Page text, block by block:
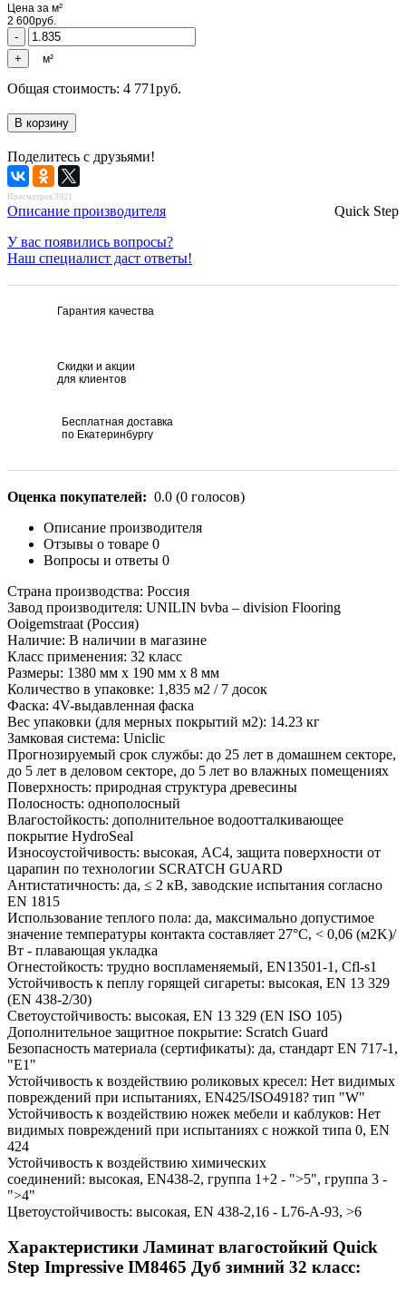
Цена за м²
2 600руб.
м²
Общая стоимость: 4 771руб.
Поделитесь с друзьями!
Просмотров 3021
Quick Step
Описание производителя
У вас появились вопросы?
Наш специалист даст ответы!
Гарантия качества
Скидки и акции
для клиентов
Бесплатная доставка
по Екатеринбургу
Оценка покупателей: 0.0 (0 голосов)
Описание производителя
Отзывы о товаре 0
Вопросы и ответы 0
Страна производства: Россия
Завод производителя: UNILIN bvba – division Flooring
Ooigemstraat (Россия)
Наличие: В наличии в магазине
Класс применения: 32 класс
Размеры: 1380 мм х 190 мм х 8 мм
Количество в упаковке: 1,835 м2 / 7 досок
Фаска: 4V-выдавленная фаска
Вес упаковки (для мерных покрытий м2): 14.23 кг
Замковая система: Uniclic
Прогнозируемый срок службы: до 25 лет в домашнем секторе,
до 5 лет в деловом секторе, до 5 лет во влажных помещениях
Поверхность: природная структура древесины
Полосность: однополосный
Влагостойкость: дополнительное водоотталкивающее
покрытие HydroSeal
Износоустойчивость: высокая, AC4, защита поверхности от
царапин по технологии SCRATCH GUARD
Антистатичность: да, ≤ 2 кВ, заводские испытания согласно
EN 1815
Использование теплого пола: да, максимально допустимое
значение температуры контакта составляет 27°С, < 0,06 (м2K)/
Вт - плавающая укладка
Огнестойкость: трудно воспламеняемый, EN13501-1, Cfl-s1
Устойчивость к пеплу горящей сигареты: высокая, EN 13 329
(EN 438-2/30)
Светоустойчивость: высокая, EN 13 329 (EN ISO 105)
Дополнительное защитное покрытие: Scratch Guard
Безопасность материала (сертификаты): да, стандарт EN 717-1,
"E1"
Устойчивость к воздействию роликовых кресел: Нет видимых
повреждений при испытаниях, EN425/ISO4918? тип "W"
Устойчивость к воздействию ножек мебели и каблуков: Нет
видимых повреждений при испытаниях с ножкой типа 0, EN
424
Устойчивость к воздействию химических
соединений: высокая, EN438-2, группа 1+2 - ">5", группа 3 -
">4"
Цветоустойчивость: высокая, EN 438-2,16 - L76-A-93, >6
Характеристики Ламинат влагостойкий Quick
Step Impressive IM8465 Дуб зимний 32 класс: